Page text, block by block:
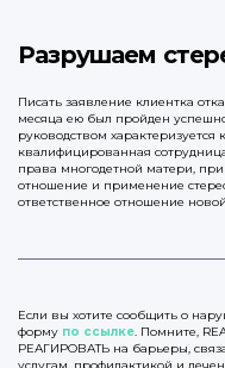
Разрушаем
Писать заявление клиентка
месяца ею был пройден
руководством характеризуется
квалифицированная
права многодетной матери,
отношение и применение
ответственное отношение
Если вы хотите сообщить о
форму по ссылке. Помните,
РЕАГИРОВАТЬ на барьеры,